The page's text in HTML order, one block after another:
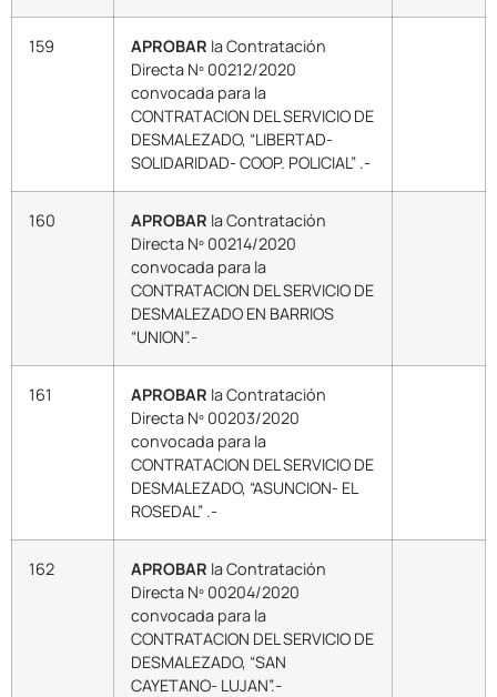
159 APROBAR la Contratación
Directa Nº 00212/2020
convocada para la
CONTRATACION DEL SERVICIO DE
DESMALEZADO, “LIBERTAD-
SOLIDARIDAD- COOP. POLICIAL” .-
160 APROBAR la Contratación
Directa Nº 00214/2020
convocada para la
CONTRATACION DEL SERVICIO DE
DESMALEZADO EN BARRIOS
“UNION”.-
161 APROBAR la Contratación
Directa Nº 00203/2020
convocada para la
CONTRATACION DEL SERVICIO DE
DESMALEZADO, “ASUNCION- EL
ROSEDAL” .-
162 APROBAR la Contratación
Directa Nº 00204/2020
convocada para la
CONTRATACION DEL SERVICIO DE
DESMALEZADO, “SAN
CAYETANO- LUJAN”.-